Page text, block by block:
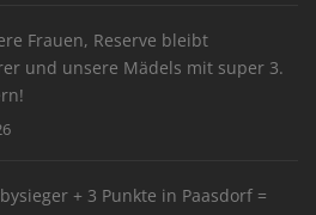
Frauen, Reserve bleibt
und unsere Mädels mit super 3.
+ 3 Punkte in Paasdorf =